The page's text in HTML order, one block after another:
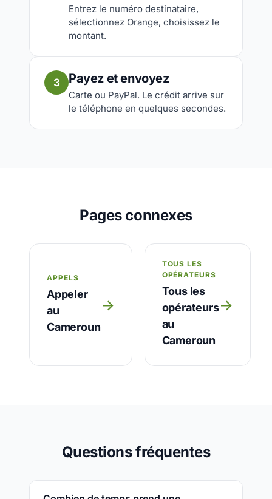
Entrez le numéro destinataire,
sélectionnez Orange, choisissez le
montant.
3 Payez et envoyez
Carte ou PayPal. Le crédit arrive sur
le téléphone en quelques secondes.
Pages connexes
APPELS
Appeler
au
Cameroun
→
TOUS LES
OPÉRATEURS
Tous les
opérateurs
au
Cameroun
→
Questions fréquentes